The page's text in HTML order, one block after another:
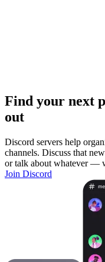
Find your next
out
Discord servers help
channels. Discuss that
or talk about whatever —
Join Discord